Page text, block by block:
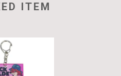
ITEM